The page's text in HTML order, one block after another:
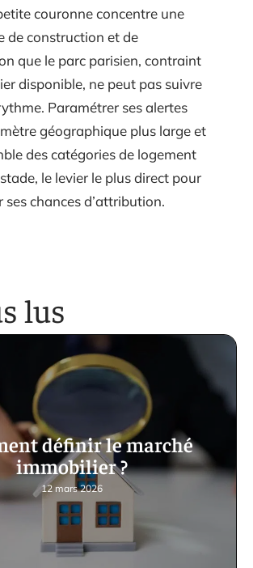
couronne concentre une
de construction et de
que le parc parisien, contraint
disponible, ne peut pas suivre
Paramétrer ses alertes
géographique plus large et
des catégories de logement
le levier le plus direct pour
chances d’attribution.
lus
définir le marché
immobilier ?
12 mars 2026